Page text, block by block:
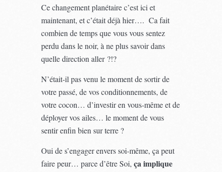
Ce changement planétaire c’est ici et
maintenant, et c’était déjà hier…. Ca fait
combien de temps que vous vous sentez
perdu dans le noir, à ne plus savoir dans
quelle direction aller ?!?
N’était-il pas venu le moment de sortir de
votre passé, de vos conditionnements, de
votre cocon… d’investir en vous-même et de
déployer vos ailes… le moment de vous
sentir enfin bien sur terre ?
Oui de s’engager envers soi-même, ça peut
faire peur… parce d’être Soi, ça implique